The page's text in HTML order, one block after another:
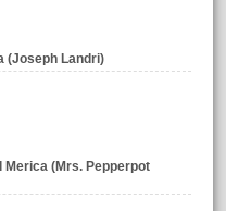
(Joseph Landri)
Merica (Mrs. Pepperpot